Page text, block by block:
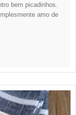
bem picadinhos.
amo de